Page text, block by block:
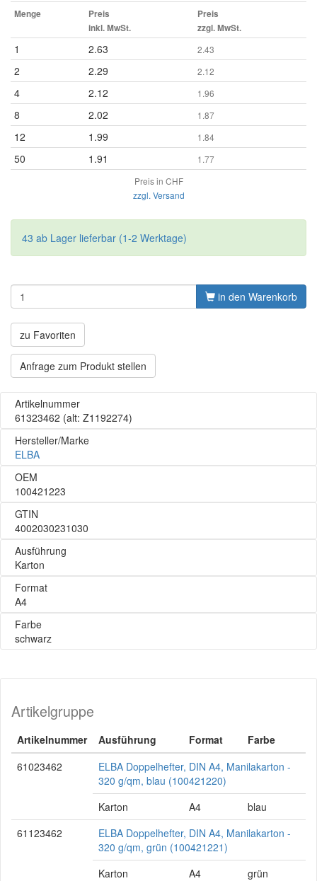
Menge
Preis
inkl. MwSt.
Preis
zzgl. MwSt.
1 2.63 2.43
2 2.29 2.12
4 2.12 1.96
8 2.02 1.87
12 1.99 1.84
50 1.91
1.77
Preis in CHF
zzgl. Versand
43 ab Lager lieferbar (1-2 Werktage)
in den Warenkorb
zu Favoriten
Anfrage zum Produkt stellen
Artikelnummer
61323462 (alt: Z1192274)
Hersteller/Marke
ELBA
OEM
100421223
GTIN
4002030231030
Ausführung
Karton
Format
A4
Farbe
schwarz
Artikelgruppe
Artikelnummer Ausführung Format
Farbe
61023462
ELBA Doppelhefter, DIN A4, Manilakarton -
320 g/qm, blau (100421220)
Karton
A4
blau
61123462
ELBA Doppelhefter, DIN A4, Manilakarton -
320 g/qm, grün (100421221)
Karton
A4
grün